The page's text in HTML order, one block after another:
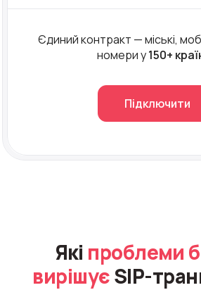
Єдиний контракт — міські,
номери у150+
Підключити
Які проблеми
вирішуєSIP-